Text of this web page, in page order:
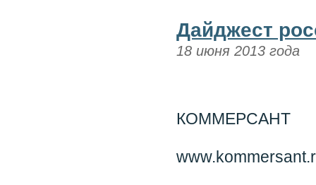
Дайджест
18 июня 2013 года
КОММЕРСАНТ